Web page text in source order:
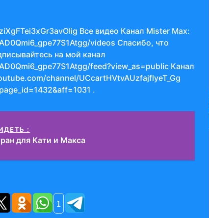
Все видео Канал Mister Max:
videos Спасибо, что
на мой канал
feed?view_as=public Канал
channel/UCcartHVtvAUzfajflyeT_Gg
.
:
для Кати и Макса
1